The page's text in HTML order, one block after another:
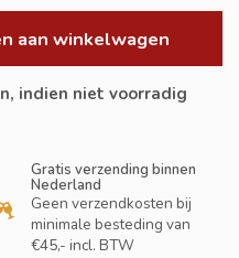
aan winkelwagen
indien niet voorradig
Gratis verzending binnen
Nederland
Geen verzendkosten bij
minimale besteding van
€45,- incl. BTW